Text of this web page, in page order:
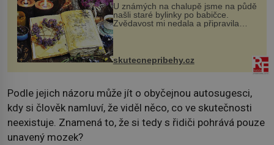
U známých na chalupě jsme na půdě
našli staré bylinky po babičce.
Zvědavost mi nedala a připravila
jsem si z nich lektvar… Zimní pobyt
na chalupě se pro mě vlastní vinou
změnil v děsivý zážitek, na kt...
skutecnepribehy.cz
Podle jejich názoru může jít o obyčejnou autosugesci,
kdy si člověk namluví, že viděl něco, co ve skutečnosti
neexistuje. Znamená to, že si tedy s řidiči pohrává pouze
unavený mozek?